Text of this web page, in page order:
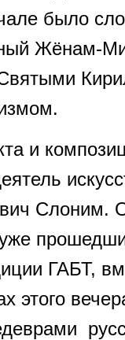
было
Жёнам-
и
Слоним.
ГАБТ,
этого